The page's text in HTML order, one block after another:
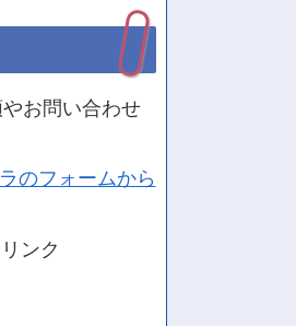
お問い合わせ
のフォームから
ンク